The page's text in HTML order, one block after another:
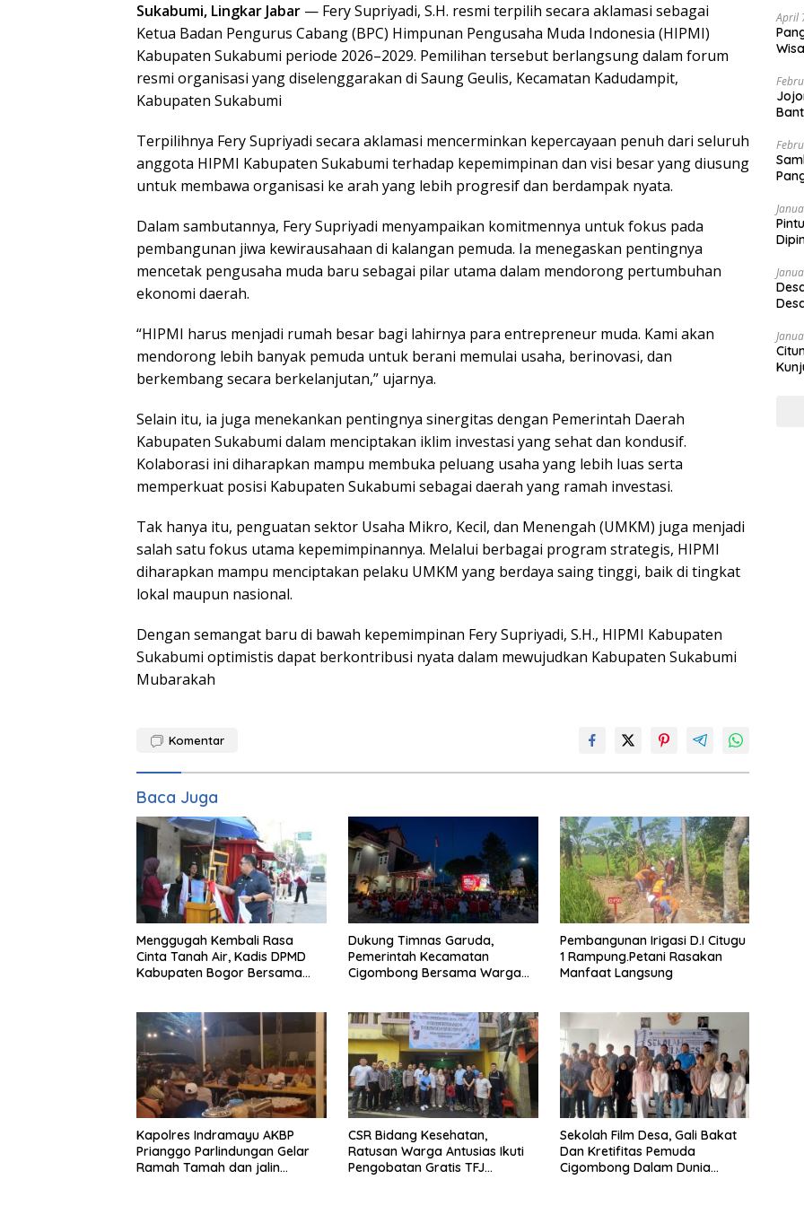
Sukabumi, Lingkar Jabar — Fery Supriyadi, S.H. resmi terpilih secara aklamasi sebagai
Ketua Badan Pengurus Cabang (BPC) Himpunan Pengusaha Muda Indonesia (HIPMI)
Kabupaten Sukabumi periode 2026–2029. Pemilihan tersebut berlangsung dalam forum
resmi organisasi yang diselenggarakan di Saung Geulis, Kecamatan Kadudampit,
Kabupaten Sukabumi
Terpilihnya Fery Supriyadi secara aklamasi mencerminkan kepercayaan penuh dari seluruh
anggota HIPMI Kabupaten Sukabumi terhadap kepemimpinan dan visi besar yang diusung
untuk membawa organisasi ke arah yang lebih progresif dan berdampak nyata.
Dalam sambutannya, Fery Supriyadi menyampaikan komitmennya untuk fokus pada
pembangunan jiwa kewirausahaan di kalangan pemuda. Ia menegaskan pentingnya
mencetak pengusaha muda baru sebagai pilar utama dalam mendorong pertumbuhan
ekonomi daerah.
“HIPMI harus menjadi rumah besar bagi lahirnya para entrepreneur muda. Kami akan
mendorong lebih banyak pemuda untuk berani memulai usaha, berinovasi, dan
berkembang secara berkelanjutan,” ujarnya.
Selain itu, ia juga menekankan pentingnya sinergitas dengan Pemerintah Daerah
Kabupaten Sukabumi dalam menciptakan iklim investasi yang sehat dan kondusif.
Kolaborasi ini diharapkan mampu membuka peluang usaha yang lebih luas serta
memperkuat posisi Kabupaten Sukabumi sebagai daerah yang ramah investasi.
Tak hanya itu, penguatan sektor Usaha Mikro, Kecil, dan Menengah (UMKM) juga menjadi
salah satu fokus utama kepemimpinannya. Melalui berbagai program strategis, HIPMI
diharapkan mampu menciptakan pelaku UMKM yang berdaya saing tinggi, baik di tingkat
lokal maupun nasional.
Dengan semangat baru di bawah kepemimpinan Fery Supriyadi, S.H., HIPMI Kabupaten
Sukabumi optimistis dapat berkontribusi nyata dalam mewujudkan Kabupaten Sukabumi
Mubarakah
Komentar
Baca Juga
Menggugah Kembali Rasa
Cinta Tanah Air, Kadis DPMD
Kabupaten Bogor Bersama
Masyarakat Dan Pengguna
Jalan.
Dukung Timnas Garuda,
Pemerintah Kecamatan
Cigombong Bersama Warga
Pembangunan Irigasi D.I Citugu
1 Rampung.Petani Rasakan
Manfaat Langsung
Kapolres Indramayu AKBP
Prianggo Parlindungan Gelar
Ramah Tamah dan jalin
CSR Bidang Kesehatan,
Ratusan Warga Antusias Ikuti
Pengobatan Gratis TFJ
Sekolah Film Desa, Gali Bakat
Dan Kretifitas Pemuda
Cigombong Dalam Dunia
April